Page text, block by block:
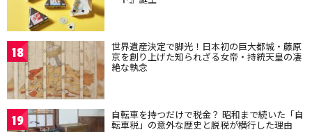
18 世界遺産決定で脚光！日本初の巨大都城・藤原
京を創り上げた知られざる女帝・持統天皇の凄
絶な執念
19 自転車を持つだけで税金？ 昭和まで続いた「自
転車税」の意外な歴史と脱税が横行した理由